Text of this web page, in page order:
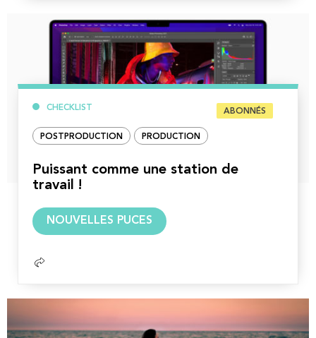
CHECKLIST ABONNÉS
POSTPRODUCTION PRODUCTION
Puissant comme une station de
travail !
NOUVELLES PUCES